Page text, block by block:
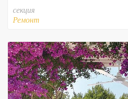
секция
Ремонт